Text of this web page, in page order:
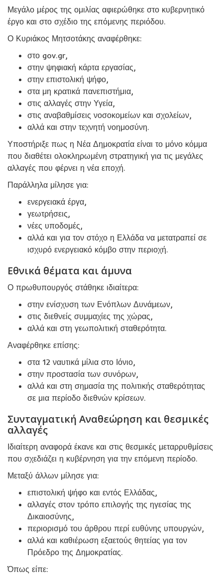
Μεγάλο μέρος της ομιλίας αφιερώθηκε στο κυβερνητικό
έργο και στο σχέδιο της επόμενης περιόδου.
Ο Κυριάκος Μητσοτάκης αναφέρθηκε:
στο gov.gr,
στην ψηφιακή κάρτα εργασίας,
στην επιστολική ψήφο,
στα μη κρατικά πανεπιστήμια,
στις αλλαγές στην Υγεία,
στις αναβαθμίσεις νοσοκομείων και σχολείων,
αλλά και στην τεχνητή νοημοσύνη.
Υποστήριξε πως η Νέα Δημοκρατία είναι το μόνο κόμμα
που διαθέτει ολοκληρωμένη στρατηγική για τις μεγάλες
αλλαγές που φέρνει η νέα εποχή.
Παράλληλα μίλησε για:
ενεργειακά έργα,
γεωτρήσεις,
νέες υποδομές,
αλλά και για τον στόχο η Ελλάδα να μετατραπεί σε
ισχυρό ενεργειακό κόμβο στην περιοχή.
Εθνικά θέματα και άμυνα
Ο πρωθυπουργός στάθηκε ιδιαίτερα:
στην ενίσχυση των Ενόπλων Δυνάμεων,
στις διεθνείς συμμαχίες της χώρας,
αλλά και στη γεωπολιτική σταθερότητα.
Αναφέρθηκε επίσης:
στα 12 ναυτικά μίλια στο Ιόνιο,
στην προστασία των συνόρων,
αλλά και στη σημασία της πολιτικής σταθερότητας
σε μια περίοδο διεθνών κρίσεων.
Συνταγματική Αναθεώρηση και θεσμικές
αλλαγές
Ιδιαίτερη αναφορά έκανε και στις θεσμικές μεταρρυθμίσεις
που σχεδιάζει η κυβέρνηση για την επόμενη περίοδο.
Μεταξύ άλλων μίλησε για:
επιστολική ψήφο και εντός Ελλάδας,
αλλαγές στον τρόπο επιλογής της ηγεσίας της
Δικαιοσύνης,
περιορισμό του άρθρου περί ευθύνης υπουργών,
αλλά και καθιέρωση εξαετούς θητείας για τον
Πρόεδρο της Δημοκρατίας.
Όπως είπε: